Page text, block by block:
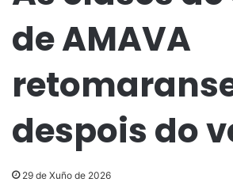
de AMAVA
despois do
29 de Xuño de 2026